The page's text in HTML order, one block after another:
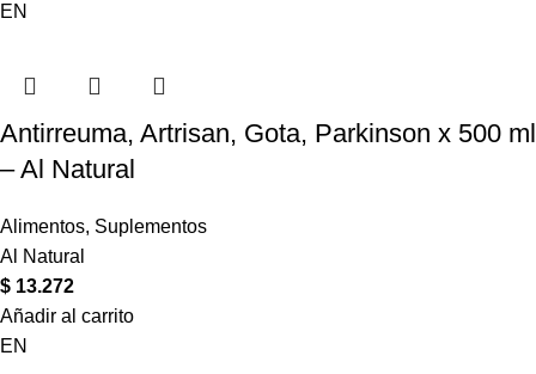
EN
Antirreuma, Artrisan, Gota, Parkinson x 500 ml
– Al Natural
Alimentos, Suplementos
Al Natural
$ 13.272
Añadir al carrito
EN